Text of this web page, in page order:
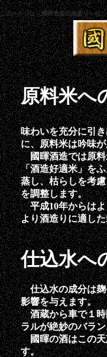
原料米へ
味わいを充分に引
に、原料米は吟味
國暉酒造では原料
「酒造好適米」を
蒸し、枯らしを考
を調整します。
平成10年からはよ
より酒造りに適し
仕込水へ
仕込水の成分は麹
影響を与えます。
酒蔵から車で１時
ラルが絶妙のバラ
國暉の酒はこの天
す。
このページは、國暉酒造の酒造りへの